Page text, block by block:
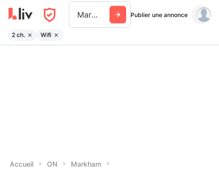
Markham Publier une annonce
2 ch. Wifi
Accueil ON
Markham